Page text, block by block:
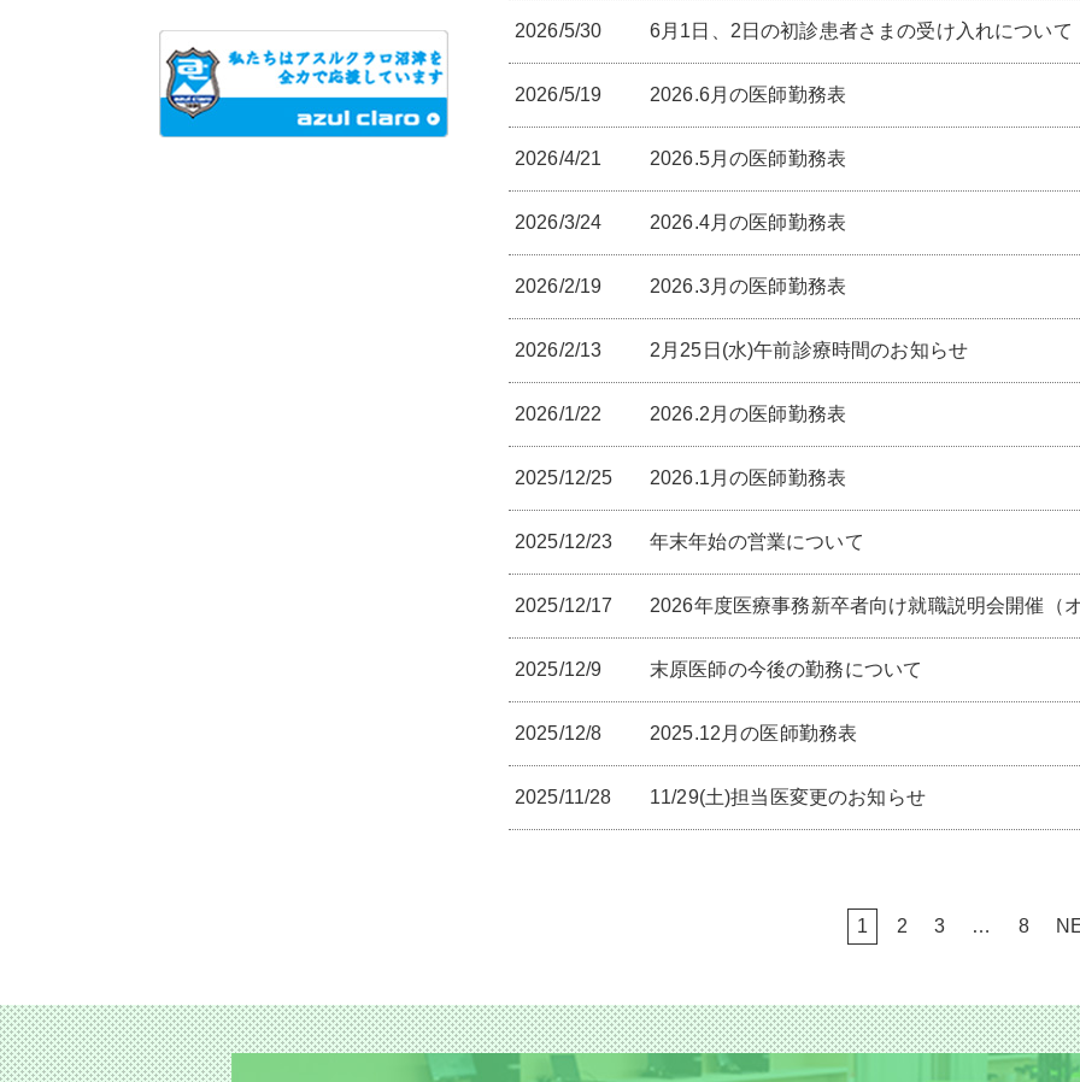
2026/5/30 6月1日、2日の初診患者さまの受け入れについて
2026/5/19 2026.6月の医師勤務表
2026/4/21 2026.5月の医師勤務表
2026/3/24 2026.4月の医師勤務表
2026/2/19 2026.3月の医師勤務表
2026/2/13 2月25日(水)午前診療時間のお知らせ
2026/1/22 2026.2月の医師勤務表
2025/12/25 2026.1月の医師勤務表
2025/12/23 年末年始の営業について
2025/12/17 2026年度医療事務新卒者向け就職説明会開催（
2025/12/9 末原医師の今後の勤務について
2025/12/8 2025.12月の医師勤務表
2025/11/28 11/29(土)担当医変更のお知らせ
1 2 3 … 8